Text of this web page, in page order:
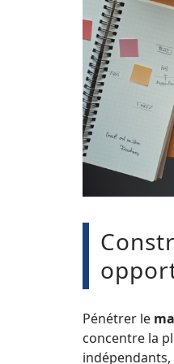
Pénétrer le
concentre la